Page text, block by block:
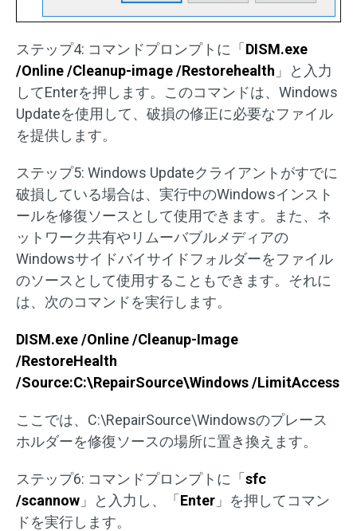
ステップ4: コマンドプロンプトに「 DISM.exe
/Online /Cleanup-image /Restorehealth 」と入力
してEnterを押します。このコマンドは、Windows
Updateを使用して、破損の修正に必要なファイル
を提供します。
ステップ5: Windows Updateクライアントがすでに
破損している場合は、実行中のWindowsインスト
ールを修復ソースとして使用できます。また、ネ
ットワーク共有やリムーバブルメディアの
Windowsサイドバイサイドフォルダーをファイル
のソースとして使用することもできます。それに
は、次のコマンドを実行します。
DISM.exe /Online /Cleanup-Image
/RestoreHealth
/Source:C:\RepairSource\Windows /LimitAccess
ここでは、C:\RepairSource\Windowsのプレース
ホルダーを修復ソースの場所に置き換えます。
ステップ6: コマンドプロンプトに「 sfc
/scannow 」と入力し、「 Enter 」を押してコマン
ドを実行します。